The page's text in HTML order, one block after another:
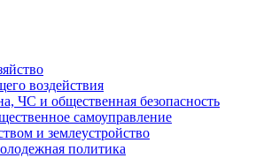
воздействия
ЧС и общественная безопасность
самоуправление
и землеустройство
политика